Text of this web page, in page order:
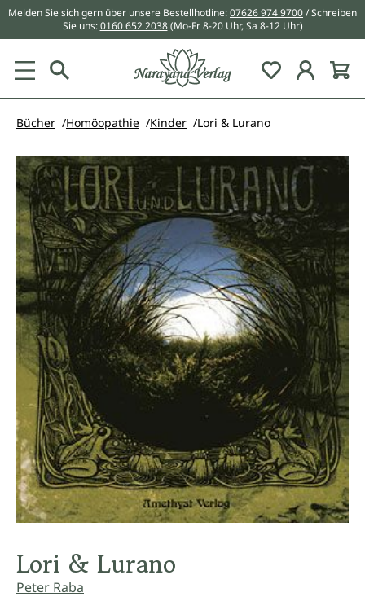
springen
Melden Sie sich gern über unsere Bestellhotline:07626 974 9700/ Schreiben
Sie uns:0160 652 2038 (Mo-Fr 8-20 Uhr, Sa 8-12 Uhr)
Du hast 0
Bücher Homöopathie Kinder Lori & Lurano
Bildergalerie überspringen
Lori & Lurano
Peter Raba